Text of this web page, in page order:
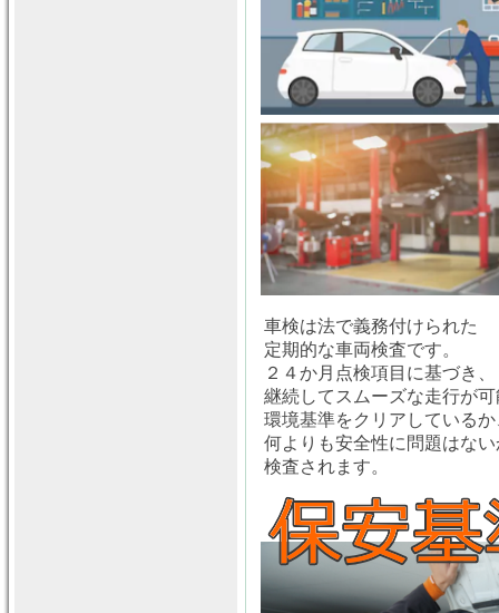
車検は法で義務付けられた
定期的な車両検査です。
２４か月点検項目に基づき、
継続してスムーズな走行が可
環境基準をクリアしているか
何よりも安全性に問題はない
検査されます。